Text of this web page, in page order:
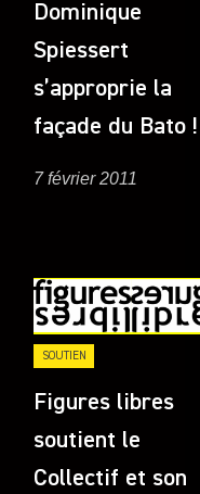
Dominique
Spiessert
s’approprie la
façade du Bato !
7 février 2011
SOUTIEN
Figures libres
soutient le
Collectif et son